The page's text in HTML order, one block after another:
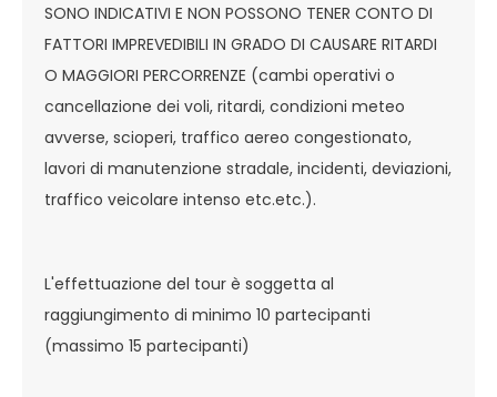
SONO INDICATIVI E NON POSSONO TENER CONTO DI
FATTORI IMPREVEDIBILI IN GRADO DI CAUSARE RITARDI
O MAGGIORI PERCORRENZE (cambi operativi o
cancellazione dei voli, ritardi, condizioni meteo
avverse, scioperi, traffico aereo congestionato,
lavori di manutenzione stradale, incidenti, deviazioni,
traffico veicolare intenso etc.etc.).
L'effettuazione del tour è soggetta al
raggiungimento di minimo 10 partecipanti
(massimo 15 partecipanti)